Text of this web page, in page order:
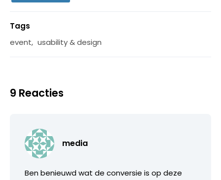
Tags
event, usability & design
9 Reacties
media
Ben benieuwd wat de conversie is op deze